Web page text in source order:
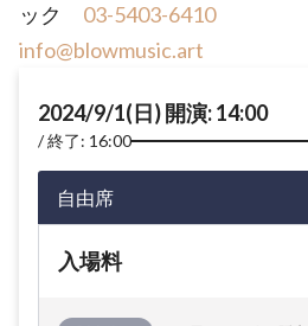
ック 03-5403-6410
info@blowmusic.art
2024/9/1(日) 開演: 14:00
終了: 16:00
自由席
入場料